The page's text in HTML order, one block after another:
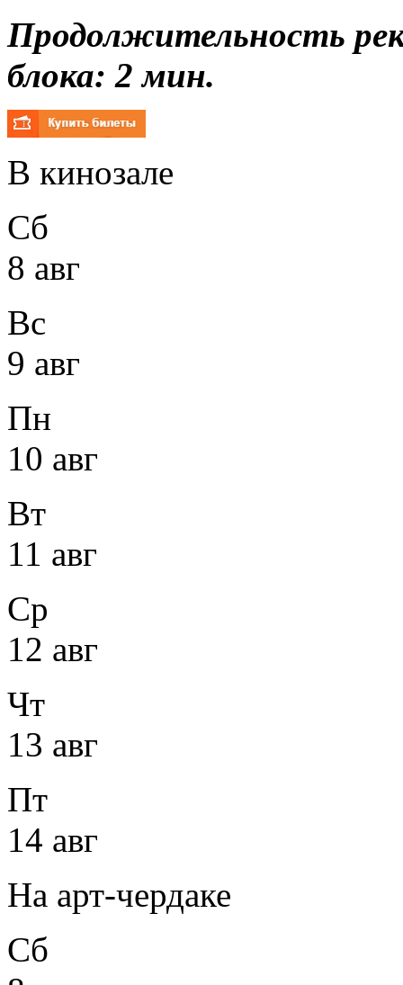
Продолжительность
блока: 2 мин.
В кинозале
Сб
8 авг
Вс
9 авг
Пн
10 авг
Вт
11 авг
Ср
12 авг
Чт
13 авг
Пт
14 авг
На арт-чердаке
Сб